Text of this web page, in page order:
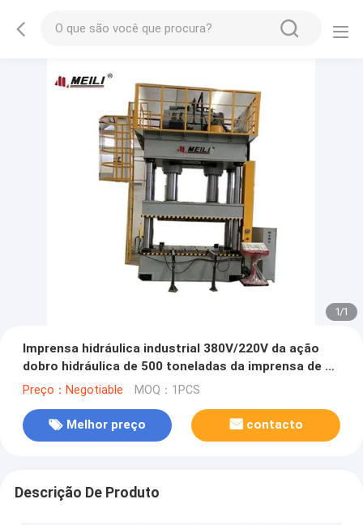
1/1
Imprensa hidráulica industrial 380V/220V da ação
dobro hidráulica de 500 toneladas da imprensa de 4
cargos
Preço：Negotiable MOQ：1PCS
Melhor preço contacto
Descrição De Produto